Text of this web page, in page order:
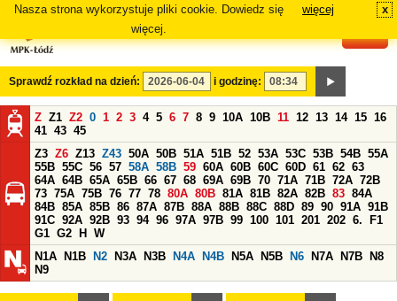
Nasza strona wykorzystuje pliki cookie. Dowiedz się
więcej.
więcej x
Sprawdź rozkład na dzień: i godzinę:
Z Z1 Z2 0 1 2 3 4 5 6 7 8 9 10A 10B 11 12 13 14 15 16
41 43 45
Z3 Z6 Z13 Z43 50A 50B 51A 51B 52 53A 53C 53B 54B 55A
55B 55C 56 57 58A 58B 59 60A 60B 60C 60D 61 62 63
64A 64B 65A 65B 66 67 68 69A 69B 70 71A 71B 72A 72B
73 75A 75B 76 77 78 80A 80B 81A 81B 82A 82B 83 84A
84B 85A 85B 86 87A 87B 88A 88B 88C 88D 89 90 91A 91B
91C 92A 92B 93 94 96 97A 97B 99 100 101 201 202 6.
F1
G1 G2 H
W
N1A
N1B N2 N3A N3B N4A N4B N5A N5B N6 N7A N7B
N8
N9